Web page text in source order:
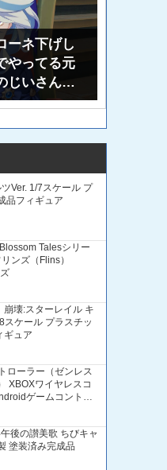
ーネ下げし
やってる元
じいさん一
Ver. 1/7スケール プ
品フィギュア
Talesシリー
ンズ（Flins）
崩壊:スターレイル キ
スケール プラスチッ
ギュア
ローラー（ゼンレス
XBOXワイヤレスコ
ゲームコントロ
テリー TMRホール
＆トリガー/グリップ
ストップ＆背面ボタ
光学式マイクロスイ
後の讃美歌 ちびキャ
塗装済み完成品